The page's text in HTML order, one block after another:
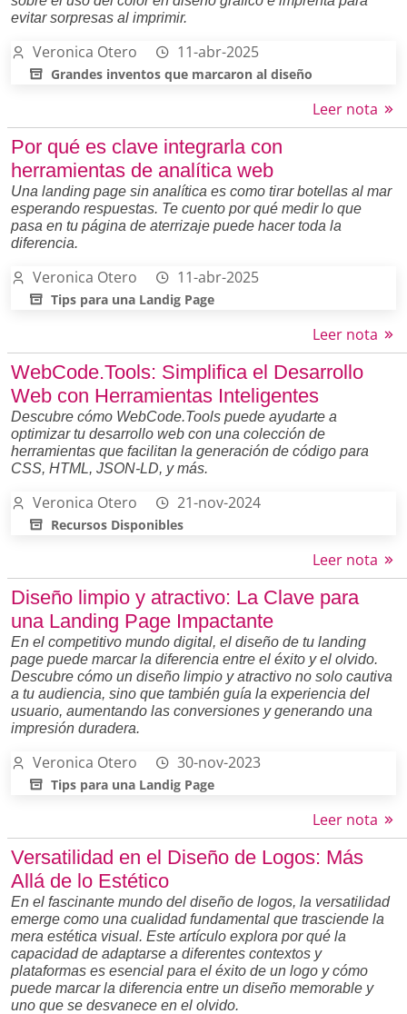
evitar sorpresas al imprimir.
Veronica Otero 11-abr-2025
Grandes inventos que marcaron al diseño
Leer nota
Por qué es clave integrarla con
herramientas de analítica web
Una landing page sin analítica es como tirar botellas al mar
esperando respuestas. Te cuento por qué medir lo que
pasa en tu página de aterrizaje puede hacer toda la
diferencia.
Veronica Otero 11-abr-2025
Tips para una Landig Page
Leer nota
WebCode.Tools: Simplifica el Desarrollo
Web con Herramientas Inteligentes
Descubre cómo WebCode.Tools puede ayudarte a
optimizar tu desarrollo web con una colección de
herramientas que facilitan la generación de código para
CSS, HTML, JSON-LD, y más.
Veronica Otero 21-nov-2024
Recursos Disponibles
Leer nota
Diseño limpio y atractivo: La Clave para
una Landing Page Impactante
En el competitivo mundo digital, el diseño de tu landing
page puede marcar la diferencia entre el éxito y el olvido.
Descubre cómo un diseño limpio y atractivo no solo cautiva
a tu audiencia, sino que también guía la experiencia del
usuario, aumentando las conversiones y generando una
impresión duradera.
Veronica Otero 30-nov-2023
Tips para una Landig Page
Leer nota
Versatilidad en el Diseño de Logos: Más
Allá de lo Estético
En el fascinante mundo del diseño de logos, la versatilidad
emerge como una cualidad fundamental que trasciende la
mera estética visual. Este artículo explora por qué la
capacidad de adaptarse a diferentes contextos y
plataformas es esencial para el éxito de un logo y cómo
puede marcar la diferencia entre un diseño memorable y
uno que se desvanece en el olvido.